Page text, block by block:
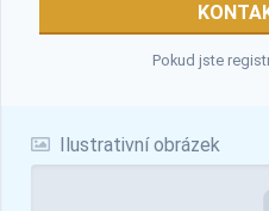
Ilustrativní obrázek
Pokud jste